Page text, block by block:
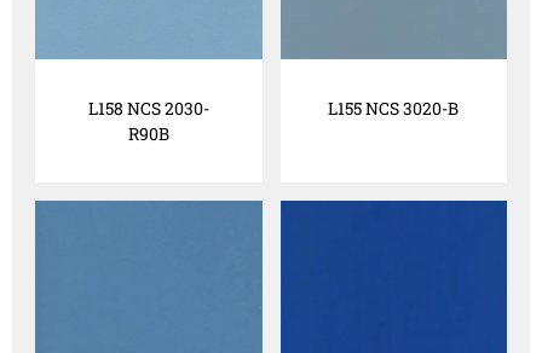
L158 NCS 2030-
R90B
L155 NCS 3020-B